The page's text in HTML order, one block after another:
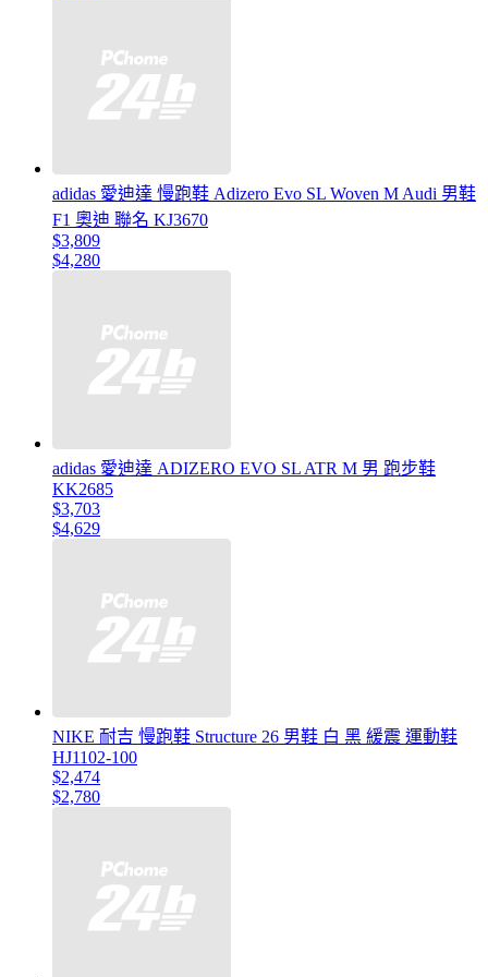
adidas 愛迪達 慢跑鞋 Adizero Evo SL Woven M Audi 男鞋
F1 奧迪 聯名 KJ3670
$3,809
$4,280
adidas 愛迪達 ADIZERO EVO SL ATR M 男 跑步鞋
KK2685
$3,703
$4,629
NIKE 耐吉 慢跑鞋 Structure 26 男鞋 白 黑 緩震 運動鞋
HJ1102-100
$2,474
$2,780